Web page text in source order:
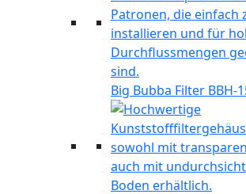
Big Bubba Filter BBH-